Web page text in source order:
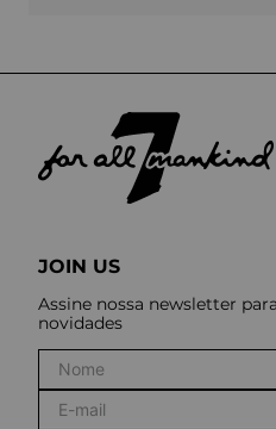
JOIN US
Assine nossa newsletter
novidades